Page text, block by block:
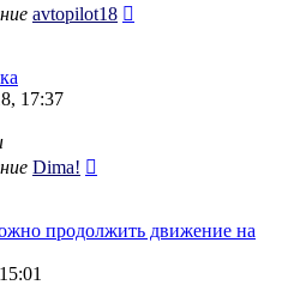
avtopilot18
17:37
Dima!
продолжить движение на